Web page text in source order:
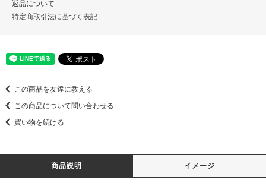
返品について
特定商取引法に基づく表記
この商品を友達に教える
この商品について問い合わせる
買い物を続ける
商品説明 イメージ